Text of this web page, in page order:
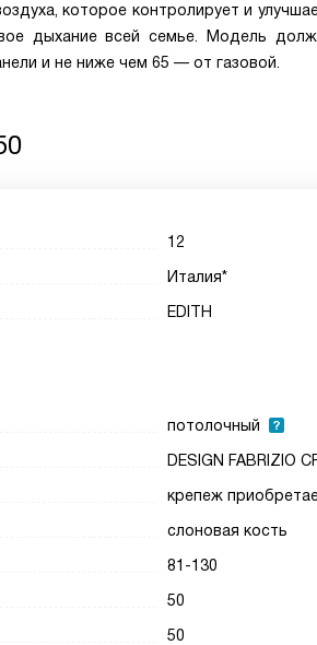
которое контролирует и
дыхание всей семье. Модель
и не ниже чем 65 — от газовой.
12
Италия*
EDITH
потолочный
DESIGN FABRIZIO
крепеж
слоновая кость
81-130
50
50